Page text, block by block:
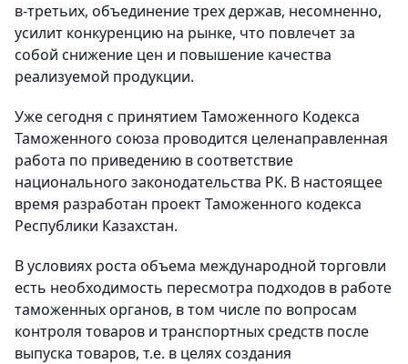
в-третьих, объединение трех держав, несомненно,
усилит конкуренцию на рынке, что повлечет за
собой снижение цен и повышение качества
реализуемой продукции.
Уже сегодня с принятием Таможенного Кодекса
Таможенного союза проводится целенаправленная
работа по приведению в соответствие
национального законодательства РК. В настоящее
время разработан проект Таможенного кодекса
Республики Казахстан.
В условиях роста объема международной торговли
есть необходимость пересмотра подходов в работе
таможенных органов, в том числе по вопросам
контроля товаров и транспортных средств после
выпуска товаров, т.е. в целях создания